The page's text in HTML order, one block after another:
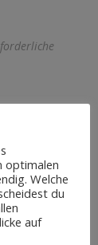
optimalen
Welche
du
auf